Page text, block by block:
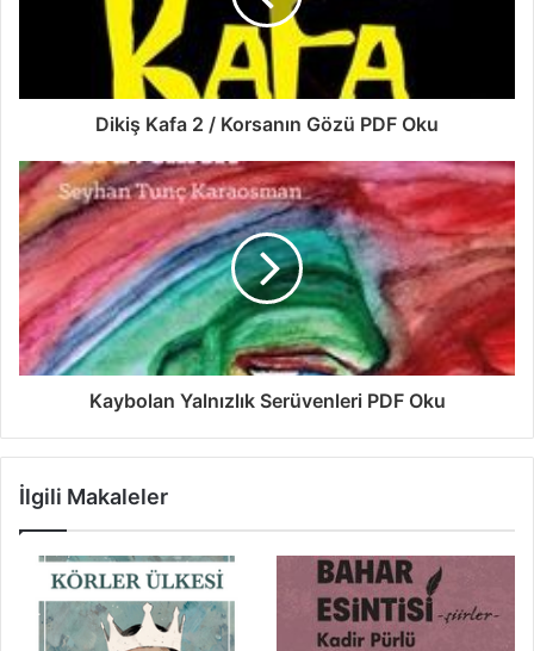
Dikiş Kafa 2 / Korsanın Gözü PDF Oku
Kaybolan Yalnızlık Serüvenleri PDF Oku
İlgili Makaleler